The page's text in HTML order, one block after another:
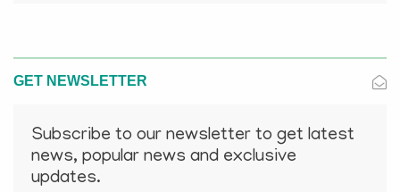
GET NEWSLETTER
Subscribe to our newsletter to get latest
news, popular news and exclusive
updates.